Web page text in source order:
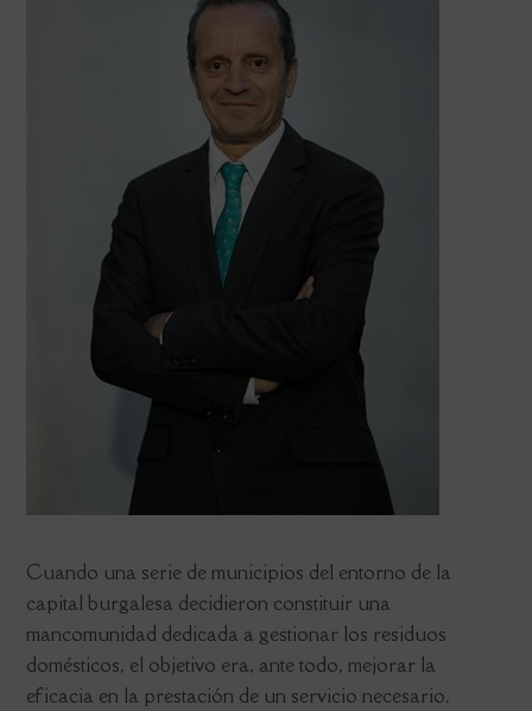
Cuando una serie de municipios del entorno de la
capital burgalesa decidieron constituir una
mancomunidad dedicada a gestionar los residuos
domésticos, el objetivo era, ante todo, mejorar la
eficacia en la prestación de un servicio necesario.